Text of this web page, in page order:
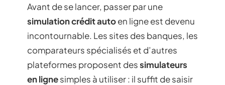
Avant de se lancer, passer par une
simulation crédit autoen ligne est devenu
incontournable. Les sites des banques, les
comparateurs spécialisés et d’autres
plateformes proposent dessimulateurs
en lignesimples à utiliser : il suffit de saisir